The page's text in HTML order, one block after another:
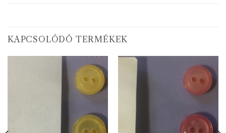
KAPCSOLÓDÓ TERMÉKEK